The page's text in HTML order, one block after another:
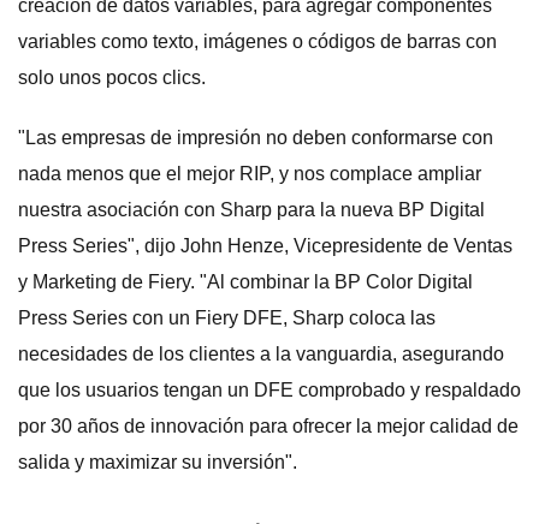
creación de datos variables, para agregar componentes
variables como texto, imágenes o códigos de barras con
solo unos pocos clics.
"Las empresas de impresión no deben conformarse con
nada menos que el mejor RIP, y nos complace ampliar
nuestra asociación con Sharp para la nueva BP Digital
Press Series", dijo John Henze, Vicepresidente de Ventas
y Marketing de Fiery. "Al combinar la BP Color Digital
Press Series con un Fiery DFE, Sharp coloca las
necesidades de los clientes a la vanguardia, asegurando
que los usuarios tengan un DFE comprobado y respaldado
por 30 años de innovación para ofrecer la mejor calidad de
salida y maximizar su inversión".